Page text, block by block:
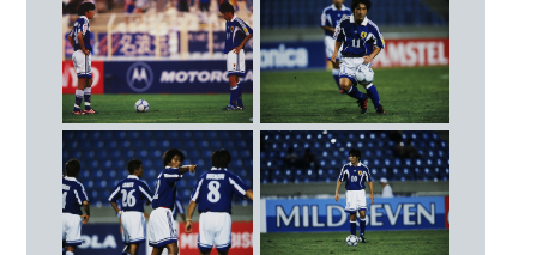
グループステージ第3戦 カタール
△ 1 - 1
（61’ 西澤明訓）
2000.10.24
準々決勝 イラク
○ 4 - 1
（7’ 28’ 名波浩 11’ 高原直泰 62’ 明神智和）
2000.10.26
6 服部 年宏（ジュビロ磐田）
22 中澤 佑二（ヴェルディ川崎）
26 海本 慶治（ヴィッセル神戸）
MF
8 望月 重良（京都パープルサンガ）
10 名波 浩（ジュビロ磐田）
11 三浦 淳宏（横浜Ｆ・マリノス）